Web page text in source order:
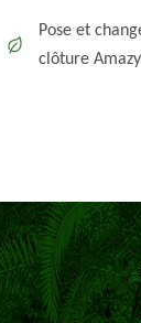
Pose et
clôture Amazy